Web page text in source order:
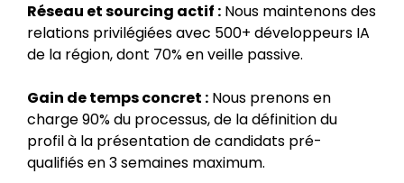
Réseau et sourcing actif : Nous maintenons des
relations privilégiées avec 500+ développeurs IA
de la région, dont 70% en veille passive.
Gain de temps concret : Nous prenons en
charge 90% du processus, de la définition du
profil à la présentation de candidats pré-
qualifiés en 3 semaines maximum.